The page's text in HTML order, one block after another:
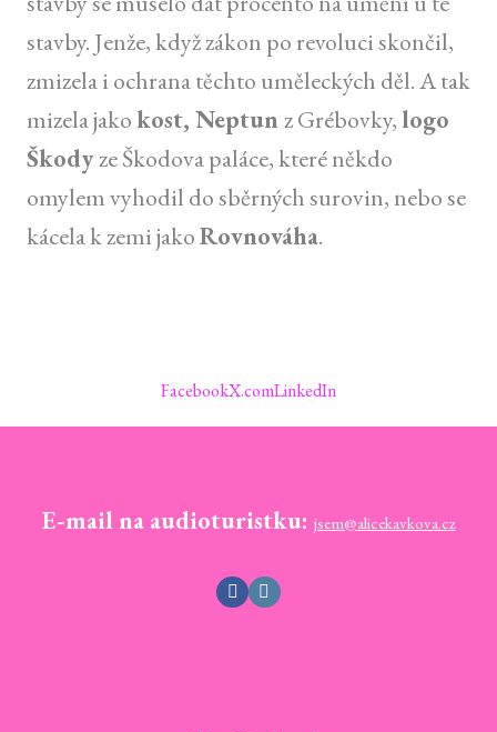
stavby. Jenže, když zákon po revoluci skončil,
zmizela i ochrana těchto uměleckých děl. A tak
mizela jako kost, Neptun z Grébovky, logo
Škodyze Škodova paláce, které někdo
omylem vyhodil do sběrných surovin, nebo se
kácela k zemi jakoRovnováha.
FacebookX.comLinkedIn
E-mail na audioturistku: jsem@alicekavkova.cz